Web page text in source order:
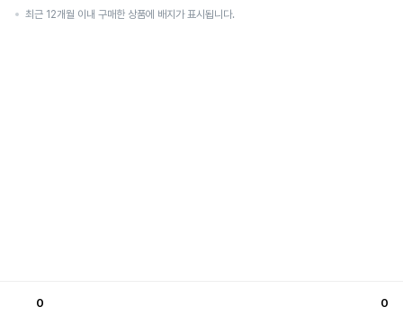
최근 12개월 이내 구매한 상품에 배지가 표시됩니다.
0 0